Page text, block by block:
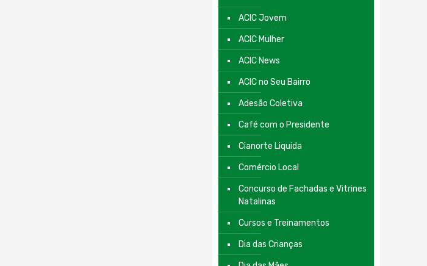
ACIC Jovem
ACIC Mulher
ACIC News
ACIC no Seu Bairro
Adesão Coletiva
Café com o Presidente
Cianorte Liquida
Comércio Local
Concurso de Fachadas e Vitrines
Natalinas
Cursos e Treinamentos
Dia das Crianças